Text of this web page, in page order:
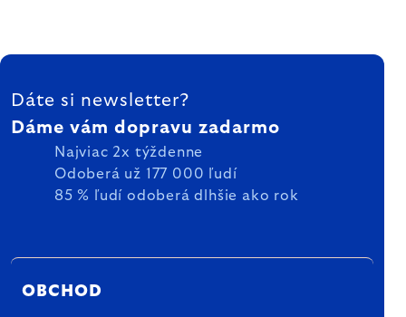
ZÁPÄTIE
Dáte si newsletter?
Dáme vám dopravu zadarmo
Najviac 2x týždenne
Odoberá už 177 000 ľudí
85 % ľudí odoberá dlhšie ako rok
OBCHOD